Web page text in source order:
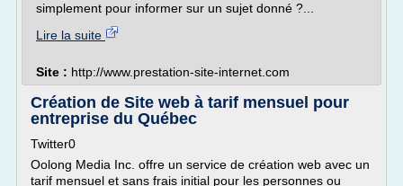
simplement pour informer sur un sujet donné ?...
Lire la suite
Site : http://www.prestation-site-internet.com
Création de Site web à tarif mensuel pour
entreprise du Québec
Twitter0
Oolong Media Inc. offre un service de création web avec un
tarif mensuel et sans frais initial pour les personnes ou